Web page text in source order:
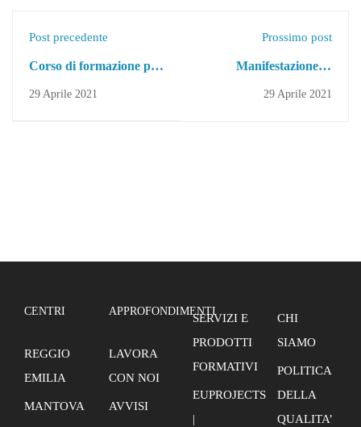
Post precedente
Corso di formazione per
29 Aprile 2021
Prossimo post
Manifestazione di
29 Aprile 2021
CENTRI
REGGIO
EMILIA
MANTOVA
APPROFONDIMENTI
LAVORA
CON NOI
AVVISI
SERVIZI E
PRODOTTI
FORMATIVI
EUPROJECTS
|
CHI
SIAMO
POLITICA
DELLA
QUALITA’